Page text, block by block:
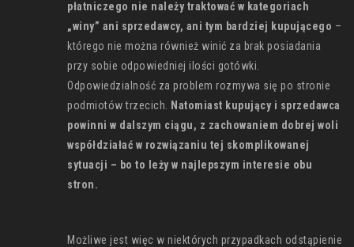
płatniczego nie należy traktować w kategoriach
„winy” ani sprzedawcy, ani tym bardziej kupującego –
którego nie można również winić za brak posiadania
przy sobie odpowiedniej ilości gotówki.
Odpowiedzialność za problem rozmywa się po stronie
podmiotów trzecich.
Natomiast kupujący i sprzedawca
powinni w dalszym ciągu, z zachowaniem dobrej woli
współdziałać w rozwiązaniu tej skomplikowanej
sytuacji – bo to leży w najlepszym interesie obu
stron.
Możliwe jest więc w niektórych przypadkach odstąpienie